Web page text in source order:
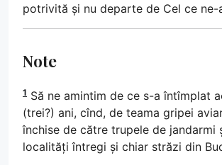
potrivită și nu departe de Cel ce ne-
Note
1 Să ne amintim de ce s-a întîmplat
(trei?) ani, cînd, de teama gripei
închise de către trupele de jandarmi
localități întregi și chiar străzi din